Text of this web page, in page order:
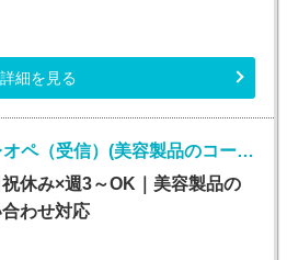
詳細を見る
コールセンター・テレオペ（受信）(美容製品のコールセンタースタッフ)
休み×週3～OK｜美容製品の
合わせ対応